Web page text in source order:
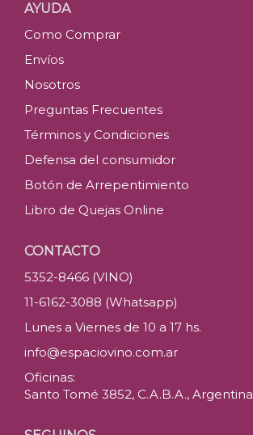
AYUDA
Como Comprar
Envíos
Nosotros
Preguntas Frecuentes
Términos y Condiciones
Defensa del consumidor
Botón de Arrepentimiento
Libro de Quejas Online
CONTACTO
5352-8466 (VINO)
11-6162-3088 (Whatsapp)
Lunes a Viernes de 10 a 17 hs.
info@espaciovino.com.ar
Oficinas:
Santo Tomé 3852, C.A.B.A., Argentina